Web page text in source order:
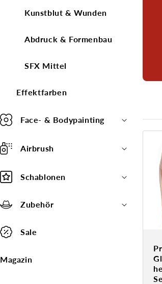
Kunstblut & Wunden
Abdruck & Formenbau
SFX Mittel
Effektfarben
Face- & Bodypainting
Airbrush
Schablonen
Zubehör
Sale
Magazin